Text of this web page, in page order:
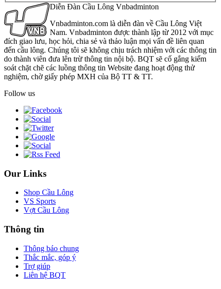
Diễn Đàn Cầu Lông Vnbadminton
Vnbadminton.com là diễn đàn về Cầu Lông Việt
Nam. Vnbadminton được thành lập từ 2012 với mục
đích giao lưu, học hỏi, chia sẻ và thảo luận mọi vấn đề liên quan
đến cầu lông. Chúng tôi sẽ không chịu trách nhiệm với các thông tin
do thành viên đưa lên trừ thông tin nội bộ. BQT sẽ cố gắng kiểm
soát chặt chẽ các luồng thông tin Website đang hoạt động thử
nghiệm, chờ giấy phép MXH của Bộ TT & TT.
Follow us
Our Links
Shop Cầu Lông
VS Sports
Vợt Cầu Lông
Thông tin
Thông báo chung
Thắc mắc, góp ý
Trợ giúp
Liên hệ BQT